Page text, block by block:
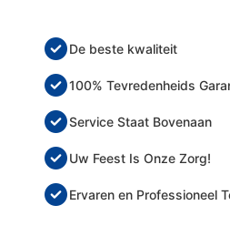
De beste kwaliteit
100% Tevredenheids
Service Staat Bovenaan
Uw Feest Is Onze Zorg!
Ervaren en Professioneel